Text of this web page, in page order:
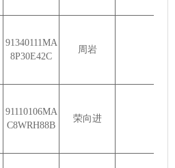
91340111MA
8P30E42C
周岩
91110106MA
C8WRH88B
荣向进